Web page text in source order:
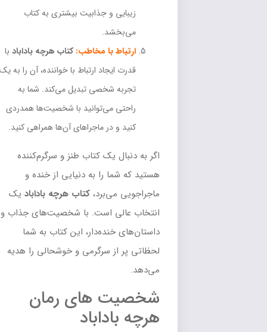
زیبایی و جذابیت بیشتری به کتاب
می‌بخشد.
ارتباط با مخاطب:کتاب هرچه بادابادبا
قدرت ایجاد ارتباط با خواننده، آن را به یک
تجربه شخصی تبدیل می‌کند. شما به
راحتی می‌توانید با شخصیت‌ها همدردی
کنید و در ماجراهای آن‌ها همراهی کنید.
اگر به دنبال یک کتاب طنز و سرگرم‌کننده
هستید که شما را به دنیایی از خنده و
ماجراجویی می‌برد، کتاب هرچه بادابادیک
انتخاب عالی است. با شخصیت‌های جذاب و
داستان‌های خنده‌دار، این کتاب به شما
لحظاتی پر از سرگرمی و خوشحالی را هدیه
می‌دهد.
شخصیت های رمان
هرچه باداباد